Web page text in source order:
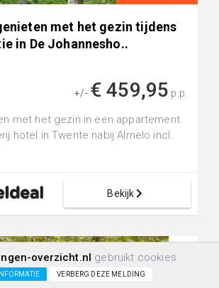
met het gezin tijdens
in De Johannesho..
+/- € 459,95 p.p.
met het gezin in een appartement
hotel in Twente nabij Almelo incl.
Bekijk
overzicht.nl gebruikt cookies:
VERBERG DEZE MELDING